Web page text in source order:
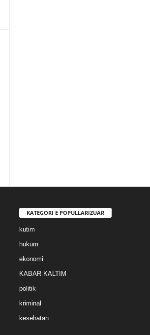
KATEGORI E POPULLARIZUAR
kutim
hukum
ekonomi
KABAR KALTIM
politik
kriminal
kesehatan